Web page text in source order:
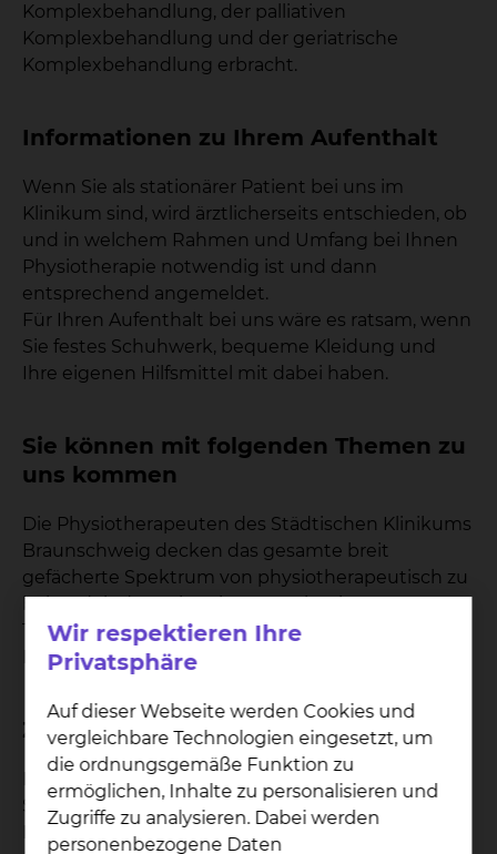
Komplexbehandlung, der palliativen
Komplexbehandlung und der geriatrische
Komplexbehandlung erbracht.
Informationen zu Ihrem Aufenthalt
Wenn Sie als stationärer Patient bei uns im
Klinikum sind, wird ärztlicherseits entschieden, ob
und in welchem Rahmen und Umfang bei Ihnen
Physiotherapie notwendig ist und dann
entsprechend angemeldet.
Für Ihren Aufenthalt bei uns wäre es ratsam, wenn
Sie festes Schuhwerk, bequeme Kleidung und
Ihre eigenen Hilfsmittel mit dabei haben.
Sie können mit folgenden Themen zu
uns kommen
Die Physiotherapeuten des Städtischen Klinikums
Braunschweig decken das gesamte breit
gefächerte Spektrum von physiotherapeutisch zu
behandelnden Erkrankungen ab. Die
Therapiemethoden finden Sie unter dem Punkt
Behandlungsangebot.
Zahlen Daten Fakten
In der Physiotherapie sind insgesamt in allen
Standorten etwa 60 Therapeuten, beschäftigt.
Die Leitung besteht an jedem Standort aus einer
Wir respektieren Ihre
Privatsphäre
Auf dieser Webseite werden Cookies und
vergleichbare Technologien eingesetzt, um
die ordnungsgemäße Funktion zu
ermöglichen, Inhalte zu personalisieren und
Zugriffe zu analysieren. Dabei werden
personenbezogene Daten